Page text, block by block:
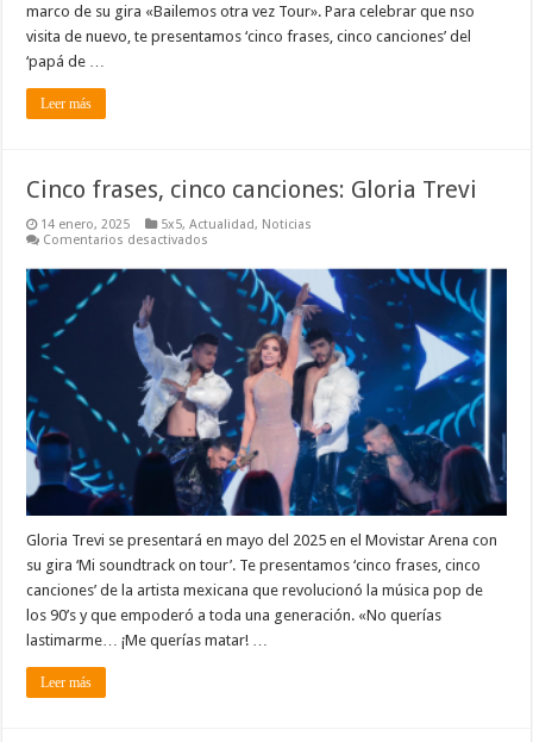
marco de su gira «Bailemos otra vez Tour». Para celebrar que nso
visita de nuevo, te presentamos ‘cinco frases, cinco canciones’ del
‘papá de …
Leer más
Cinco frases, cinco canciones: Gloria Trevi
14 enero, 2025 5x5,Actualidad, Noticias
Comentarios desactivados
frases,
cinco
canciones:
Gloria
Trevi
Gloria Trevi se presentará en mayo del 2025 en el Movistar Arena con
su gira ‘Mi soundtrack on tour’. Te presentamos ‘cinco frases, cinco
canciones’ de la artista mexicana que revolucionó la música pop de
los 90’s y que empoderó a toda una generación. «No querías
lastimarme… ¡Me querías matar! …
Leer más